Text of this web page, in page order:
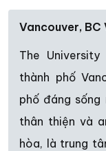
Vancouver, BC
The
thành phố
phố đáng
thân thiện và
hòa, là trung